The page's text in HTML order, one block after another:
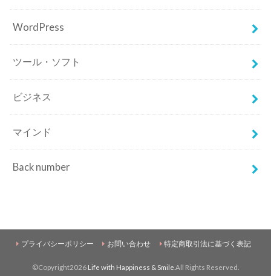
WordPress
ツール・ソフト
ビジネス
マインド
Back number
プライバシーポリシー お問い合わせ 特定商取引法に基づく表記
©Copyright2026 Life with Happiness & Smile .All Rights Reserved.